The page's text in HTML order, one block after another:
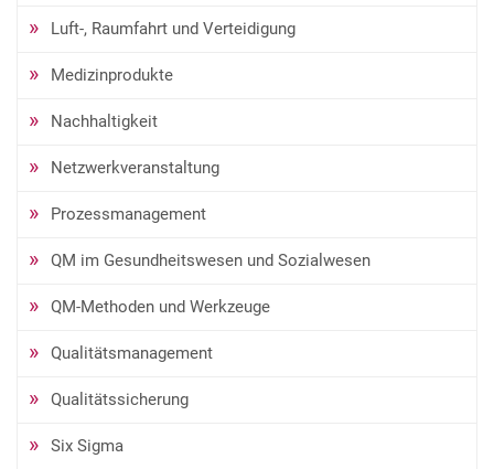
Luft-, Raumfahrt und Verteidigung
Medizinprodukte
Nachhaltigkeit
Netzwerkveranstaltung
Prozessmanagement
QM im Gesundheitswesen und Sozialwesen
QM-Methoden und Werkzeuge
Qualitätsmanagement
Qualitätssicherung
Six Sigma